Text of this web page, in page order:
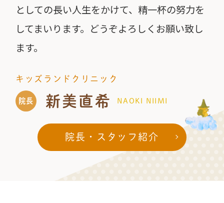
としての長い人生をかけて、精一杯の努力を
してまいります。どうぞよろしくお願い致し
ます。
キッズランドクリニック
院長 新美直希 NAOKI NIIMI
院長・スタッフ紹介